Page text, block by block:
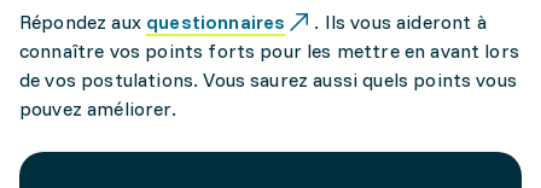
Répondez aux questionnaires
. Ils vous aideront à
connaître vos points forts pour les mettre en avant lors
de vos postulations. Vous saurez aussi quels points vous
pouvez améliorer.